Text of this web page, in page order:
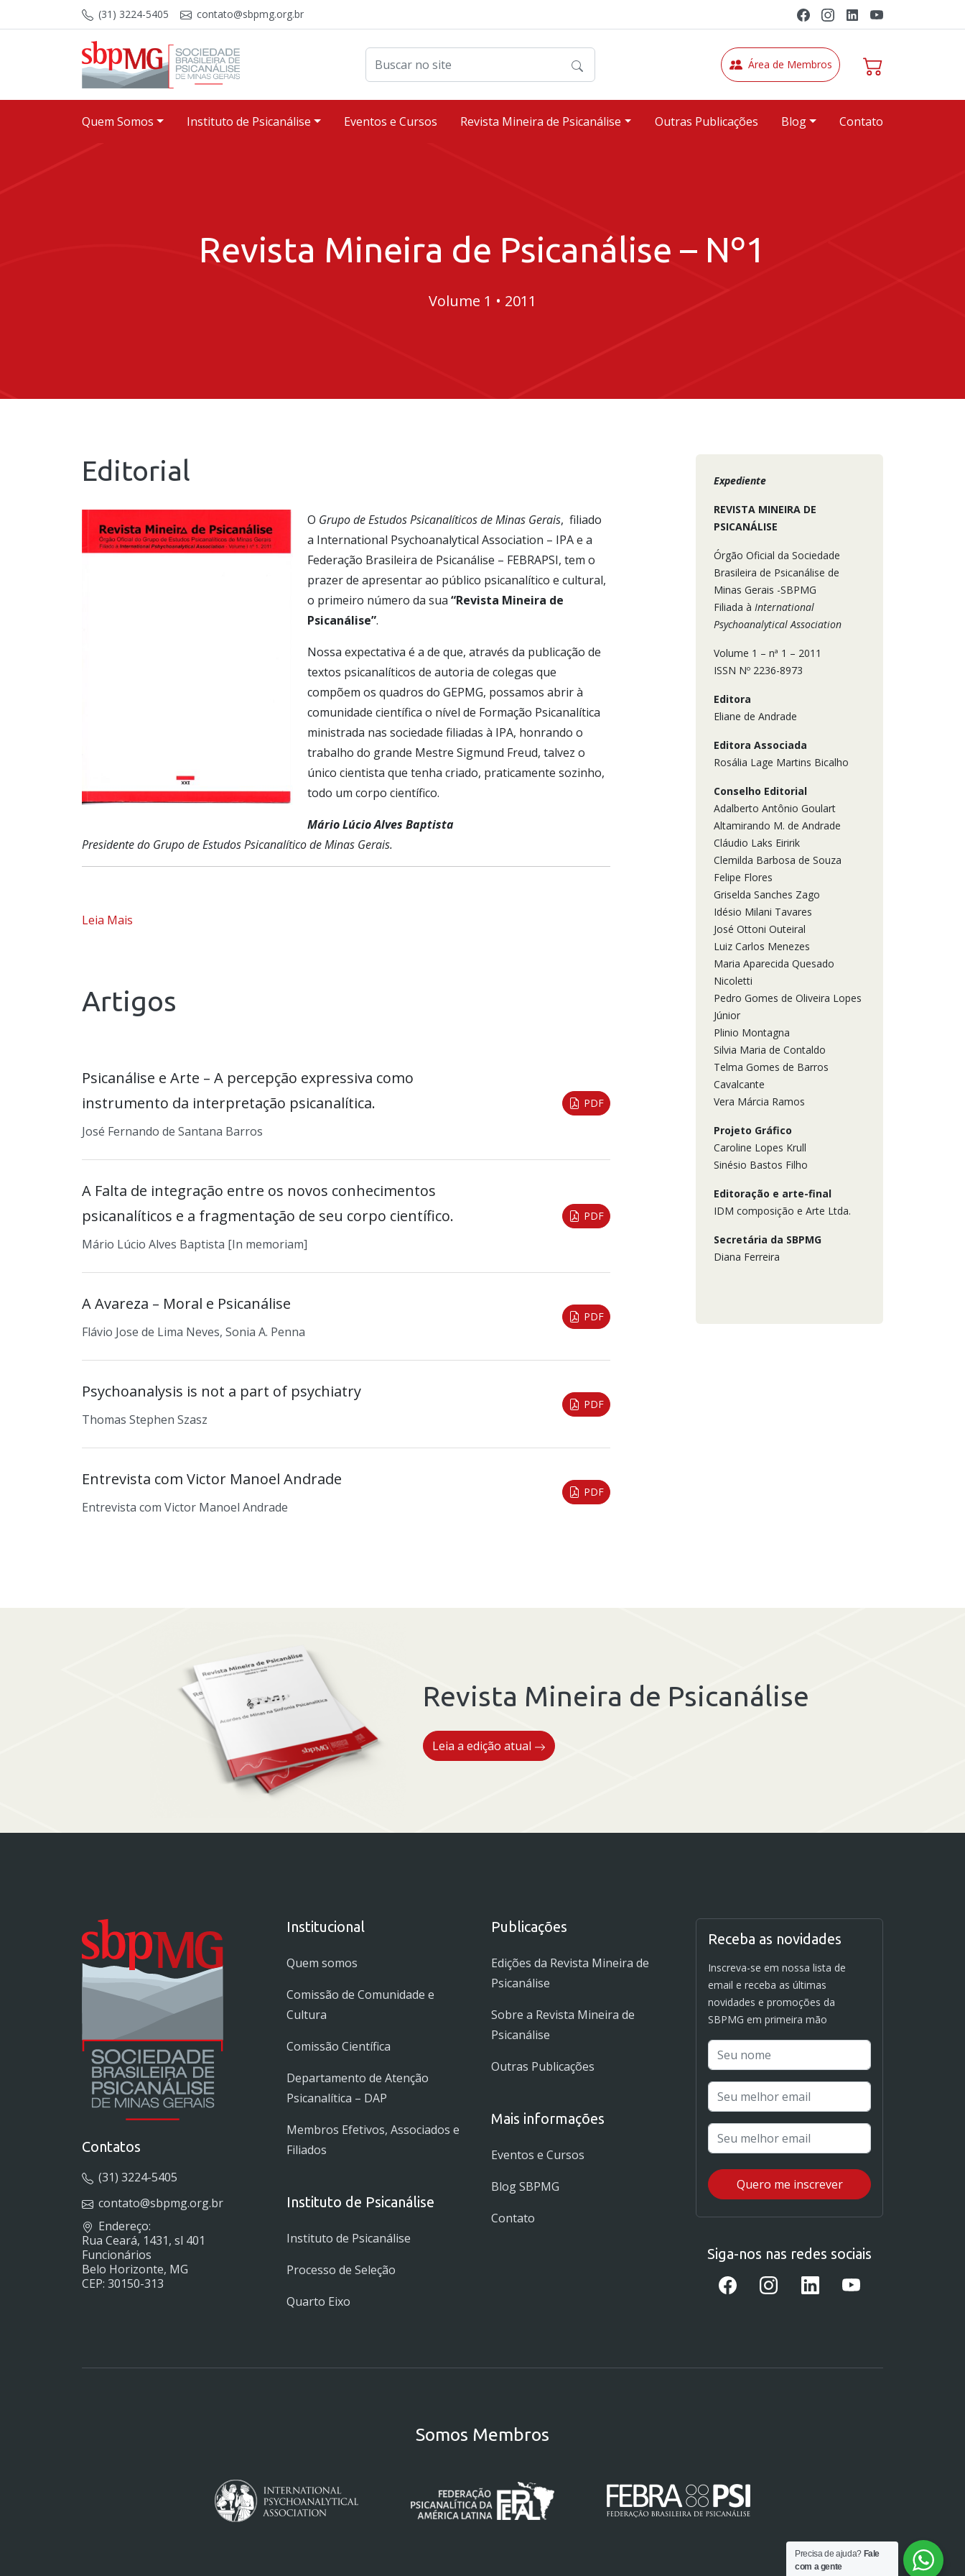
(31) 3224-5405 contato@sbpmg.org.br
Buscar no site Área de Membros
Quem Somos Instituto de Psicanálise Eventos e Cursos Revista Mineira de Psicanálise Outras Publicações Blog Contato
Revista Mineira de Psicanálise – Nº1
Volume 1 • 2011
Editorial
O Grupo de Estudos Psicanalíticos de Minas Gerais, filiado
a International Psychoanalytical Association – IPA e a
Federação Brasileira de Psicanálise – FEBRAPSI, tem o
prazer de apresentar ao público psicanalítico e cultural,
o primeiro número da sua“Revista Mineira de
Psicanálise”.
Nossa expectativa é a de que, através da publicação de
textos psicanalíticos de autoria de colegas que
compõem os quadros do GEPMG, possamos abrir à
comunidade científica o nível de Formação Psicanalítica
ministrada nas sociedade filiadas à IPA, honrando o
trabalho do grande Mestre Sigmund Freud, talvez o
único cientista que tenha criado, praticamente sozinho,
todo um corpo científico.
Mário Lúcio Alves Baptista
Presidente do Grupo de Estudos Psicanalítico de Minas Gerais.
Leia Mais
Artigos
Psicanálise e Arte – A percepção expressiva como
instrumento da interpretação psicanalítica.
José Fernando de Santana Barros
PDF
A Falta de integração entre os novos conhecimentos
psicanalíticos e a fragmentação de seu corpo científico.
Mário Lúcio Alves Baptista [In memoriam]
PDF
A Avareza – Moral e Psicanálise
Flávio Jose de Lima Neves, Sonia A. Penna
PDF
Psychoanalysis is not a part of psychiatry
Thomas Stephen Szasz
PDF
Entrevista com Victor Manoel Andrade
Entrevista com Victor Manoel Andrade
PDF
Expediente
REVISTA MINEIRA DE
PSICANÁLISE
Órgão Oficial da Sociedade
Brasileira de Psicanálise de
Minas Gerais -SBPMG
Filiada à International
Psychoanalytical Association
Volume 1 – nª 1 – 2011
ISSN Nº 2236-8973
Editora
Eliane de Andrade
Editora Associada
Rosália Lage Martins Bicalho
Conselho Editorial
Adalberto Antônio Goulart
Altamirando M. de Andrade
Cláudio Laks Eiririk
Clemilda Barbosa de Souza
Felipe Flores
Griselda Sanches Zago
Idésio Milani Tavares
José Ottoni Outeiral
Luiz Carlos Menezes
Maria Aparecida Quesado
Nicoletti
Pedro Gomes de Oliveira Lopes
Júnior
Plinio Montagna
Silvia Maria de Contaldo
Telma Gomes de Barros
Cavalcante
Vera Márcia Ramos
Projeto Gráfico
Caroline Lopes Krull
Sinésio Bastos Filho
Editoração e arte-final
IDM composição e Arte Ltda.
Secretária da SBPMG
Diana Ferreira
Revista Mineira de Psicanálise
Leia a edição atual
Contatos
(31) 3224-5405
contato@sbpmg.org.br
Endereço:
Rua Ceará, 1431, sl 401
Funcionários
Belo Horizonte, MG
CEP: 30150-313
Institucional
Quem somos
Comissão de Comunidade e
Cultura
Comissão Científica
Departamento de Atenção
Psicanalítica – DAP
Membros Efetivos, Associados e
Filiados
Instituto de Psicanálise
Instituto de Psicanálise
Processo de Seleção
Quarto Eixo
Publicações
Edições da Revista Mineira de
Psicanálise
Sobre a Revista Mineira de
Psicanálise
Outras Publicações
Mais informações
Eventos e Cursos
Blog SBPMG
Contato
Receba as novidades
Inscreva-se em nossa lista de
email e receba as últimas
novidades e promoções da
SBPMG em primeira mão
Siga-nos nas redes sociais
Somos Membros
Precisa de ajuda? Fale
com a gente